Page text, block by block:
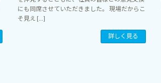
にも同席させていただきました。 現場だからこ
そ見え […]
詳しく見る